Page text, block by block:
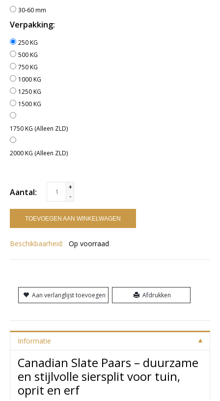
30-60 mm
Verpakking:
250 KG
500 KG
750 KG
1000 KG
1250 KG
1500 KG
1750 KG (Alleen ZLD)
2000 KG (Alleen ZLD)
Aantal:
+
-
TOEVOEGEN AAN WINKELWAGEN
Beschikbaarheid: Op voorraad
Aan verlanglijst toevoegen Afdrukken
Informatie
Canadian Slate Paars – duurzame
en stijlvolle siersplit voor tuin,
oprit en erf